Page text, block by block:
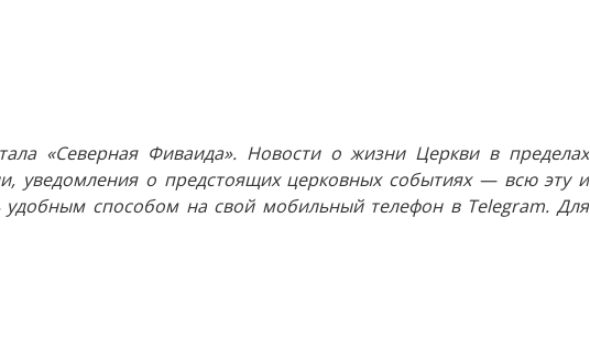
«Северная Фиваида». Новости о жизни Церкви в пределах
уведомления о предстоящих церковных событиях — всю эту и
способом на свой мобильный телефон в Telegram. Для